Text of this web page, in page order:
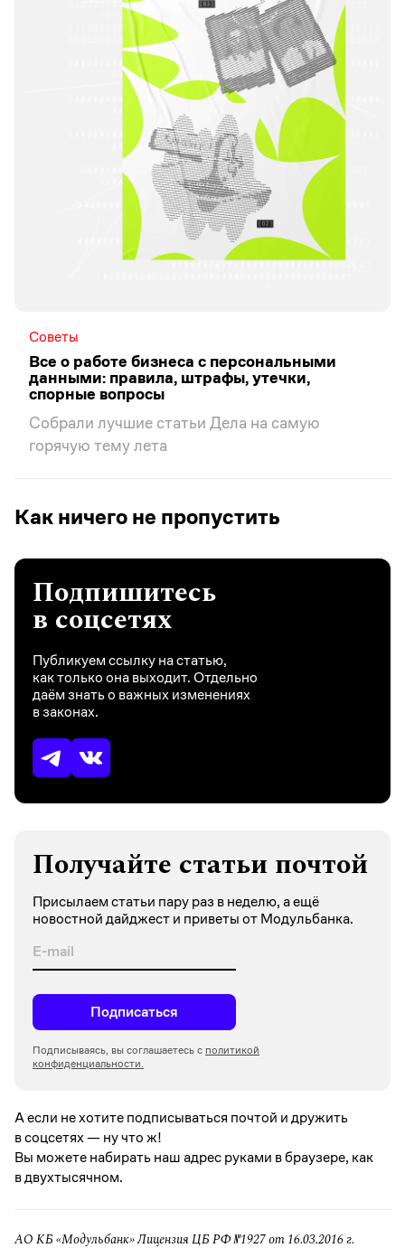
Советы
Все о работе бизнеса с персональными
данными: правила, штрафы, утечки,
спорные вопросы
Собрали лучшие статьи Дела на самую
горячую тему лета
Как ничего не пропустить
Подпишитесь
в соцсетях
Публикуем ссылку на статью,
как только она выходит. Отдельно
даём знать о важных изменениях
в законах.
Получайте статьи почтой
Присылаем статьи пару раз в неделю, а ещё
новостной дайджест и приветы от Модульбанка.
Подписаться
Подписываясь, вы соглашаетесь с политикой
конфиденциальности.
А если не хотите подписываться почтой и дружить
в соцсетях —ну что ж!
Вы можете набирать наш адрес руками в браузере, как
в двухтысячном.
АО КБ «Модульбанк» Лицензия ЦБ РФ №1927 от 16.03.2016 г.